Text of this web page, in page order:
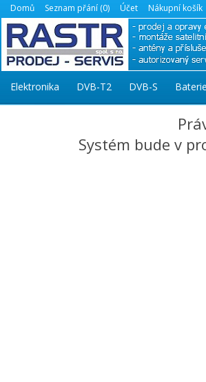
Domů Seznam přání (0) Účet Nákupní košík
Elektronika DVB-T2 DVB-S Baterie
Systém bude v